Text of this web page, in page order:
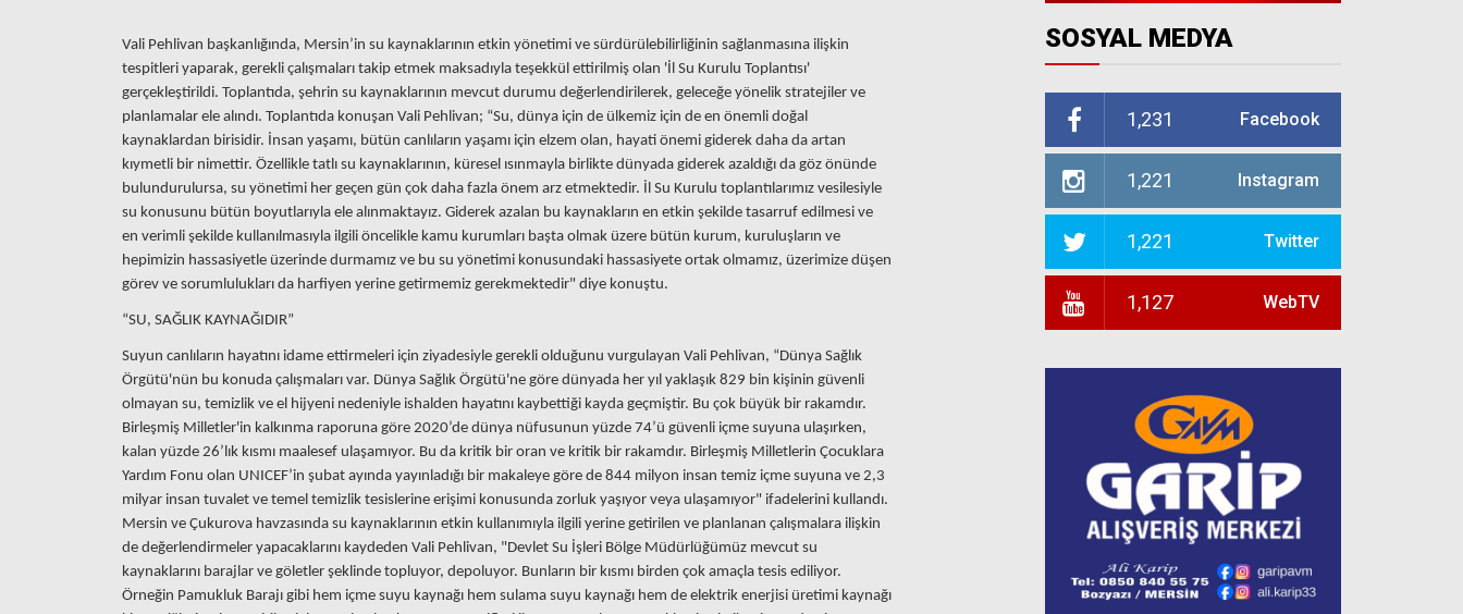
Vali Pehlivan başkanlığında, Mersin’in su kaynaklarının etkin yönetimi ve sürdürülebilirliğinin sağlanmasına ilişkin
tespitleri yaparak, gerekli çalışmaları takip etmek maksadıyla teşekkül ettirilmiş olan 'İl Su Kurulu Toplantısı'
gerçekleştirildi. Toplantıda, şehrin su kaynaklarının mevcut durumu değerlendirilerek, geleceğe yönelik stratejiler ve
planlamalar ele alındı. Toplantıda konuşan Vali Pehlivan; “Su, dünya için de ülkemiz için de en önemli doğal
kaynaklardan birisidir. İnsan yaşamı, bütün canlıların yaşamı için elzem olan, hayati önemi giderek daha da artan
kıymetli bir nimettir. Özellikle tatlı su kaynaklarının, küresel ısınmayla birlikte dünyada giderek azaldığı da göz önünde
bulundurulursa, su yönetimi her geçen gün çok daha fazla önem arz etmektedir. İl Su Kurulu toplantılarımız vesilesiyle
su konusunu bütün boyutlarıyla ele alınmaktayız. Giderek azalan bu kaynakların en etkin şekilde tasarruf edilmesi ve
en verimli şekilde kullanılmasıyla ilgili öncelikle kamu kurumları başta olmak üzere bütün kurum, kuruluşların ve
hepimizin hassasiyetle üzerinde durmamız ve bu su yönetimi konusundaki hassasiyete ortak olmamız, üzerimize düşen
görev ve sorumlulukları da harfiyen yerine getirmemiz gerekmektedir" diye konuştu.
“SU, SAĞLIK KAYNAĞIDIR”
Suyun canlıların hayatını idame ettirmeleri için ziyadesiyle gerekli olduğunu vurgulayan Vali Pehlivan, “Dünya Sağlık
Örgütü'nün bu konuda çalışmaları var. Dünya Sağlık Örgütü'ne göre dünyada her yıl yaklaşık 829 bin kişinin güvenli
olmayan su, temizlik ve el hijyeni nedeniyle ishalden hayatını kaybettiği kayda geçmiştir. Bu çok büyük bir rakamdır.
Birleşmiş Milletler'in kalkınma raporuna göre 2020’de dünya nüfusunun yüzde 74’ü güvenli içme suyuna ulaşırken,
kalan yüzde 26’lık kısmı maalesef ulaşamıyor. Bu da kritik bir oran ve kritik bir rakamdır. Birleşmiş Milletlerin Çocuklara
Yardım Fonu olan UNICEF’in şubat ayında yayınladığı bir makaleye göre de 844 milyon insan temiz içme suyuna ve 2,3
milyar insan tuvalet ve temel temizlik tesislerine erişimi konusunda zorluk yaşıyor veya ulaşamıyor" ifadelerini kullandı.
Mersin ve Çukurova havzasında su kaynaklarının etkin kullanımıyla ilgili yerine getirilen ve planlanan çalışmalara ilişkin
de değerlendirmeler yapacaklarını kaydeden Vali Pehlivan, "Devlet Su İşleri Bölge Müdürlüğümüz mevcut su
kaynaklarını barajlar ve göletler şeklinde topluyor, depoluyor. Bunların bir kısmı birden çok amaçla tesis ediliyor.
Örneğin Pamukluk Barajı gibi hem içme suyu kaynağı hem sulama suyu kaynağı hem de elektrik enerjisi üretimi kaynağı
SOSYAL MEDYA
1,231 Facebook
1,221 Instagram
1,221 Twitter
1,127 WebTV